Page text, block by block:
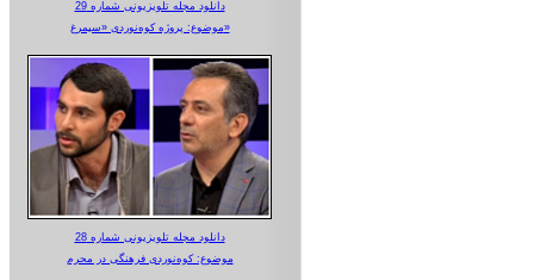
دانلود مجله تلویزیونی شماره 29
موضوع: پروژه کوه‌نوردی «سیمرغ»
دانلود مجله تلویزیونی شماره 28
موضوع: کوه‌نوردی فرهنگی در محرم